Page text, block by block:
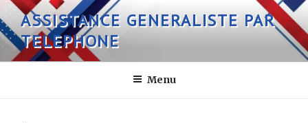
Aller
au
contenu
principal
ASSISTANCE GENERALISTE PAR
TELEPHONE
Menu